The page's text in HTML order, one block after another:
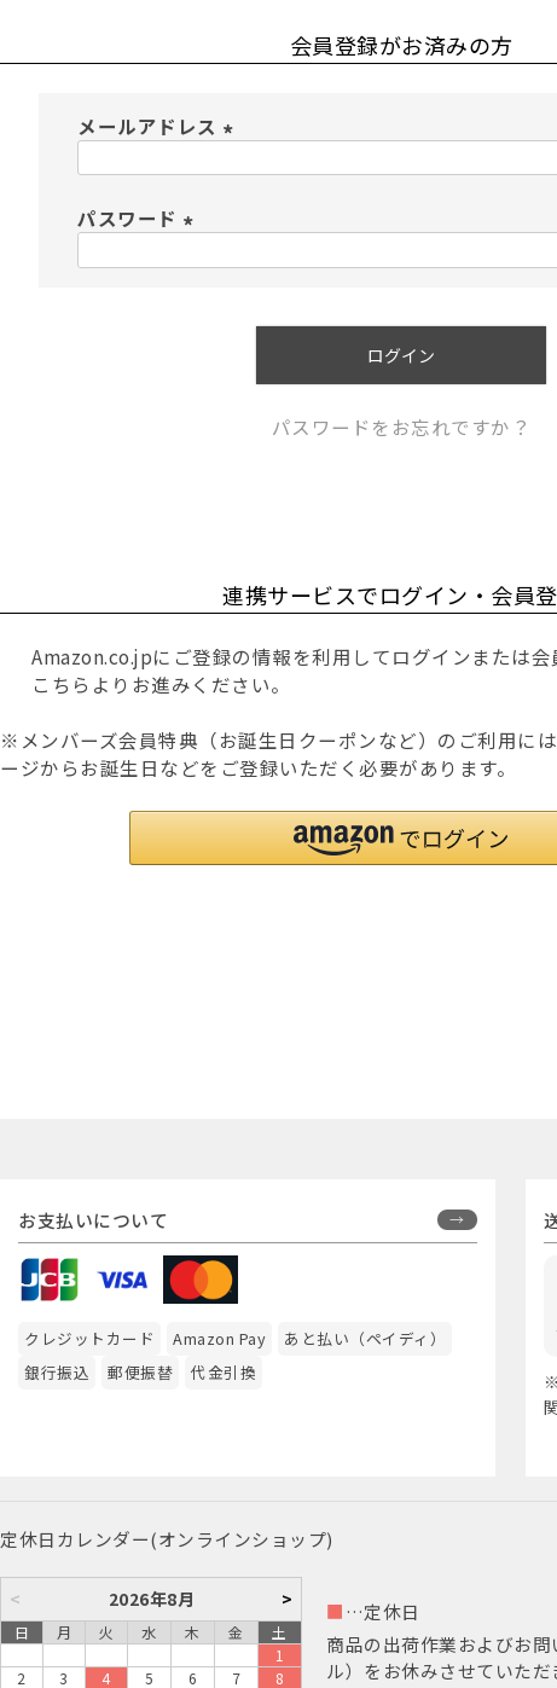
会員登録がお済みの方
メールアドレス
パスワード
ログイン
パスワードをお忘れですか？
連携サービスでログイン・会員
Amazon.co.jpにご登録の情報を利用してログインまたは会
こちらよりお進みください。
※メンバーズ会員特典（お誕生日クーポンなど）のご利用に
ージからお誕生日などをご登録いただく必要があります。
お支払いについて
クレジットカード Amazon Pay
あと払い（ペイディ）
銀行振込
郵便振替 代金引換
定休日カレンダー(オンラインショップ)
< 2026年8月 >
日 月 火 水 木 金
土
1
2
3 4 5 6 7 8
■ …定休日
商品の出荷作業およびお
ル）をお休みさせていただ